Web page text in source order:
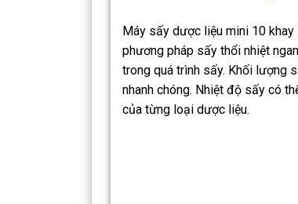
Máy sấy dược liệu mini 10
phương pháp sấy thổi nhiệt
trong quá trình sấy. Khối lượng
nhanh chóng. Nhiệt độ sấy có
của từng loại dược liệu.